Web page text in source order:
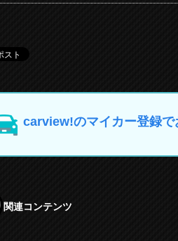
carview!のマイカー登録で
関連コンテンツ